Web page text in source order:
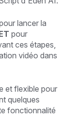
lancer la
pour
ces étapes,
vidéo dans
et flexible pour
quelques
fonctionnalité